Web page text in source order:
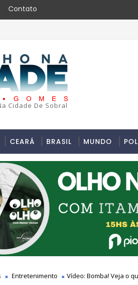
Contato
Cidade De Sobral
CEARÁ BRASIL MUNDO
Entretenimento Vídeo: Bomba! Veja o